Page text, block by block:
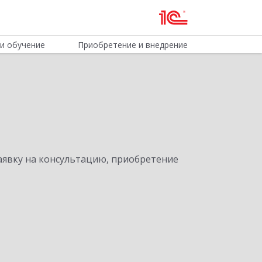
обучение Приобретение и внедрение
на консультацию, приобретение